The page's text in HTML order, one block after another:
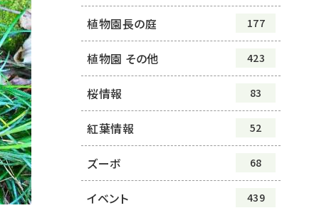
植物園長の庭 177
植物園 その他 423
桜情報 83
紅葉情報 52
ズーボ 68
イベント 439